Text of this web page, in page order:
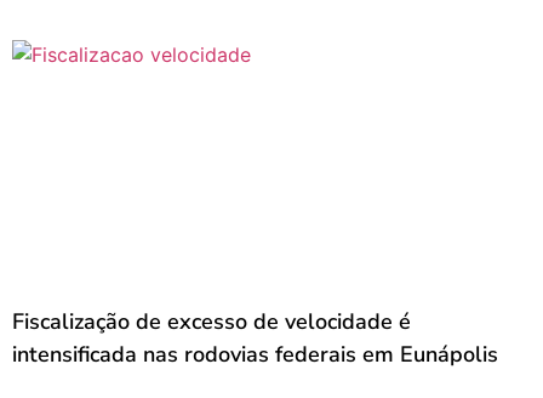
Fiscalização de excesso de velocidade é
intensificada nas rodovias federais em Eunápolis